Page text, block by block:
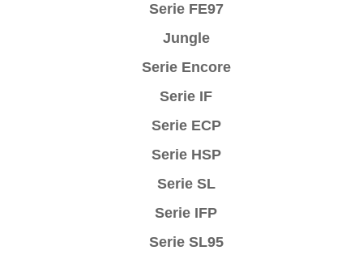
Serie FE97
Jungle
Serie Encore
Serie IF
Serie ECP
Serie HSP
Serie SL
Serie IFP
Serie SL95